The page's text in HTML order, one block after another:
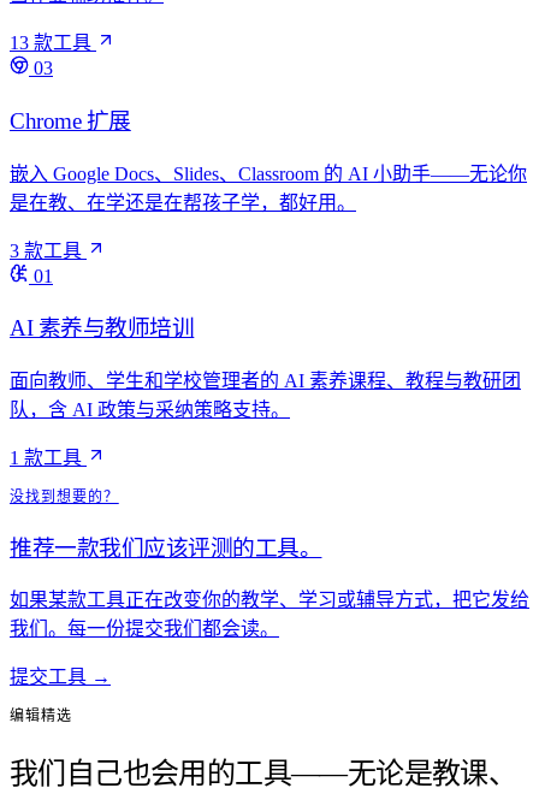
13 款工具
03
Chrome 扩展
嵌入 Google Docs、Slides、Classroom 的 AI 小助手——无论你
是在教、在学还是在帮孩子学，都好用。
3 款工具
01
AI 素养与教师培训
面向教师、学生和学校管理者的 AI 素养课程、教程与教研团
队，含 AI 政策与采纳策略支持。
1 款工具
没找到想要的？
推荐一款我们应该评测的工具。
如果某款工具正在改变你的教学、学习或辅导方式，把它发给
我们。每一份提交我们都会读。
提交工具 →
编辑精选
我们自己也会用的工具——无论是教课、